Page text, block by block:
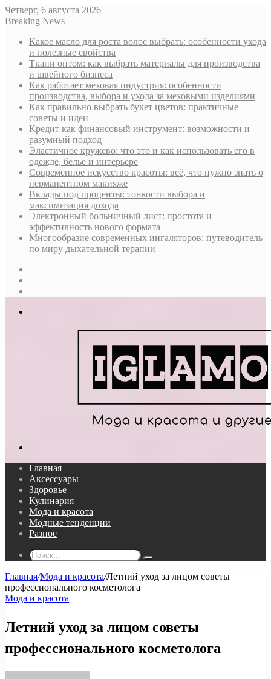
Четверг, 6 августа 2026
Breaking News
Какое масло для роста волос выбрать: особенности ухода
и полезные свойства
Ткани оптом: как выбрать материалы для производства
и швейного бизнеса
Как работает меховая индустрия: особенности
производства, выбора и ухода за меховыми изделиями
Как правильно выбрать букет цветов: практичные
советы и идеи
Кредит как финансовый инструмент: возможности и
разумный подход
Эластичное кружево: что это и как использовать его в
одежде, белье и интерьере
Современное искусство красоты: всё, что нужно знать о
перманентном макияже
Вклады под проценты: тонкости выбора и
максимизация дохода
Электронный больничный лист: простота и
эффективность нового формата
Многообразие современных ингаляторов: путеводитель
по миру дыхательной терапии
Главная
Аксессуары
Здоровье
Кулинария
Мода и красота
Модные тенденции
Разное
Поиск...
Главная/Мода и красота/Летний уход за лицом советы
профессионального косметолога
Мода и красота
Летний уход за лицом советы
профессионального косметолога